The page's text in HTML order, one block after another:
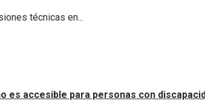
técnicas en...
es accesible para personas con